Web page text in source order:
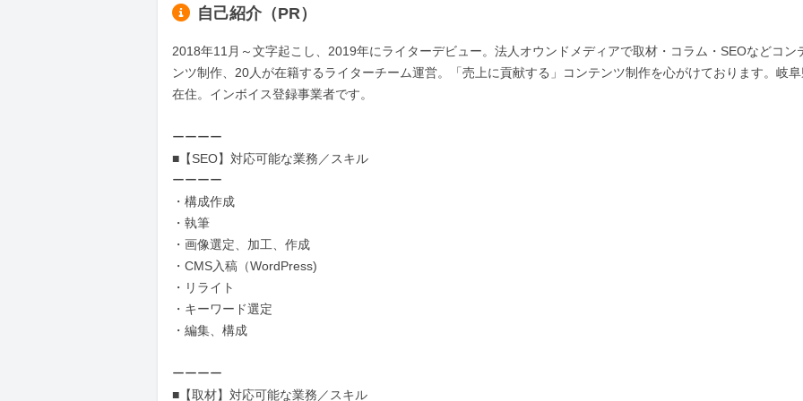
自己紹介（PR）
2018年11月～文字起こし、2019年にライターデビュー。法人オウンドメディアで取材・コラム・SEOなどコン
ンツ制作、20人が在籍するライターチーム運営。「売上に貢献する」コンテンツ制作を心がけております。岐
在住。インボイス登録事業者です。
ーーーー
■【SEO】対応可能な業務／スキル
ーーーー
・構成作成
・執筆
・画像選定、加工、作成
・CMS入稿（WordPress)
・リライト
・キーワード選定
・編集、構成
ーーーー
■【取材】対応可能な業務／スキル